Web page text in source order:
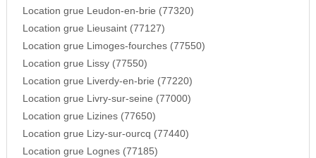
Location grue Leudon-en-brie (77320)
Location grue Lieusaint (77127)
Location grue Limoges-fourches (77550)
Location grue Lissy (77550)
Location grue Liverdy-en-brie (77220)
Location grue Livry-sur-seine (77000)
Location grue Lizines (77650)
Location grue Lizy-sur-ourcq (77440)
Location grue Lognes (77185)